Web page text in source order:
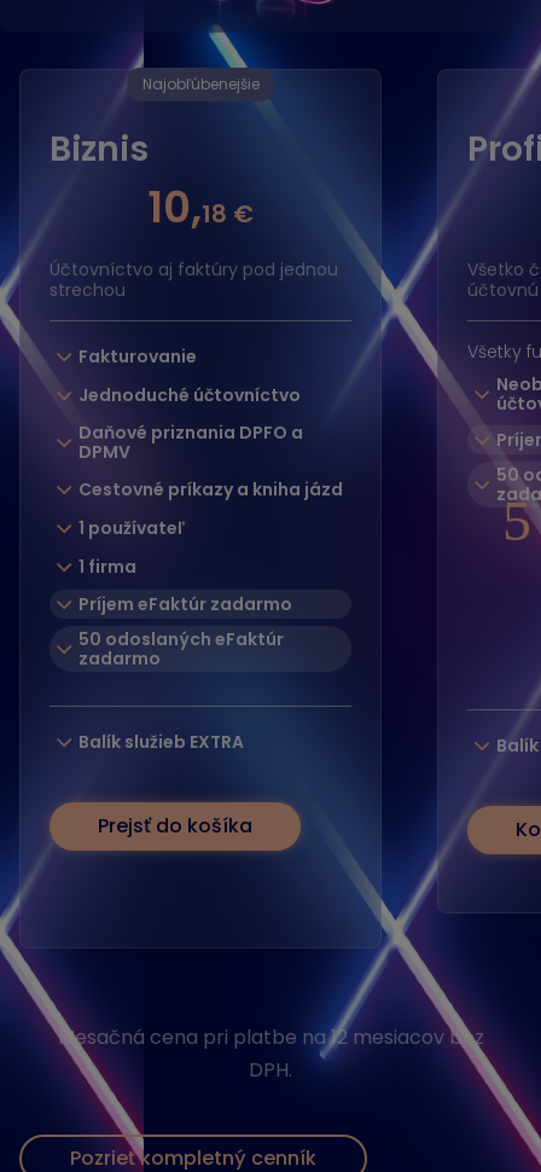
Najobľúbenejšie
Biznis
10,18 €
Účtovníctvo aj faktúry pod jednou
strechou
Fakturovanie
Jednoduché účtovníctvo
Daňové priznania DPFO a
DPMV
Cestovné príkazy a kniha jázd
1 používateľ
1 firma
Príjem eFaktúr zadarmo
50 odoslaných eFaktúr
zadarmo
Balík služieb EXTRA
Prejsť do košíka
Všetko
Všetky
50
Balík
Mesačná cena pri platbe na 12 mesiacov bez
DPH.
Pozrieť kompletný cenník
5